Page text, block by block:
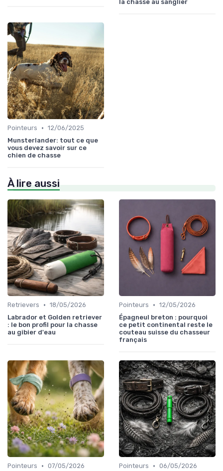
la chasse au sanglier
Pointeurs • 12/06/2025
Munsterlander: tout ce que
vous devez savoir sur ce
chien de chasse
À lire aussi
Retrievers • 18/05/2026
Labrador et Golden retriever
: le bon profil pour la chasse
au gibier d'eau
Pointeurs • 12/05/2026
Épagneul breton : pourquoi
ce petit continental reste le
couteau suisse du chasseur
français
Pointeurs • 07/05/2026
Pointeurs • 06/05/2026